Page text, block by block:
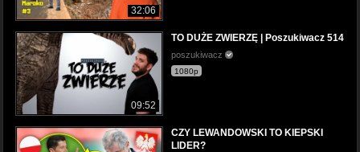
32:06
09:52
TO DUŻE ZWIERZĘ | Poszukiwacz 514
poszukiwacz
1080p
CZY LEWANDOWSKI TO KIEPSKI
LIDER?